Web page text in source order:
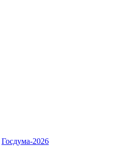
Госдума-2026